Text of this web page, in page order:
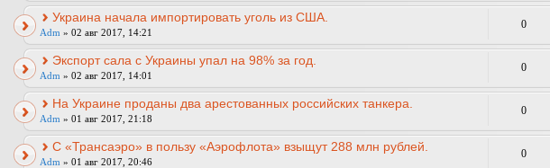
Украина начала импортировать уголь из США‍.
Adm » 02 авг 2017, 14:21
0
Экспорт сала с Украины упал на 98% за год.
Adm » 02 авг 2017, 14:01
0
На Украине проданы два арестованных российских танкера.
Adm » 01 авг 2017, 21:18
0
С «Трансаэро» в пользу «Аэрофлота» взыщут 288 млн рублей.
Adm » 01 авг 2017, 20:46
0